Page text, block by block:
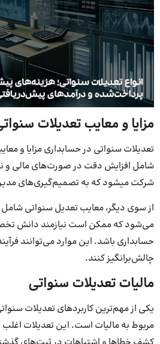
مزایا و معایب تعدیلات
تعدیلات سنواتی در حسابداری مزایا و
شامل افزایش دقت در صورت‌های مالی و
شرکت می‎شود که به تصمیم‌گیری‌های مدیریتی بهتر کمک می‌کند.
از سوی دیگر، معایب تعدیل سنواتی
می‌شود که ممکن است نیازمند دانش
حسابداری باشد. این موارد می‌توانند
چالش‌برانگیز کنند.
مالیات تعدیلات سنواتی
یکی از مهم‌ترین کاربردهای تعدیلات
مربوط به مالیات است. این تعدیلات اغلب